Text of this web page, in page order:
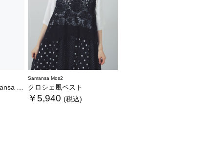
カラーあり》
Samansa Mos2
クロシェ風ベスト
￥5,940 (税込)